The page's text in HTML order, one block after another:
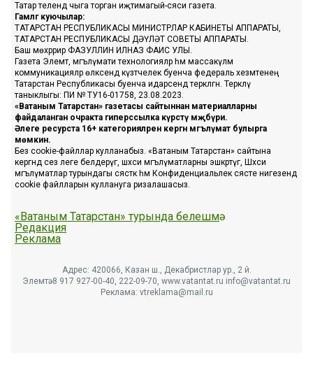
Татар телендә чыга торган иҗтимагый-сәяси газета.
Гамәлгә куючылар:
ТАТАРСТАН РЕСПУБЛИКАСЫ МИНИСТРЛАР КАБИНЕТЫ АППАРАТЫ,
ТАТАРСТАН РЕСПУБЛИКАСЫ ДӘҮЛӘТ СОВЕТЫ АППАРАТЫ.
Баш мөхәррир ФАЗУЛЛИН ИЛНАЗ ФАИС УЛЫ.
Газета Элемтә, мәгълүмати технологияләр һәм массакүләм
коммуникацияләр өлкәсендә күзәтчелек буенча федераль хезмәтенең
Татарстан Республикасы буенча идарәсендә теркәлгән. Теркәлү
таныклыгы: ПИ № ТУ16-01758, 23.08.2023.
«Ватаным Татарстан» газетасы сайтыннан материалларны
файдаланган очракта гиперссылка күрсәтү мәҗбүри.
Әлеге ресурста 16+ категорияләренә кергән мәгълүмат булырга
мөмкин.
Без cookie-файллар кулланабыз. «Ватаным Татарстан» сайтына
кергәндә сез әлеге белдерүгә, шәхси мәгълүматларны эшкәртүгә, Шәхси
мәгълүматлар турындагы сәясәткә һәм Конфиденциальлек сәясәте нигезендә
cookie файлларын куллануга ризалашасыз.
«Ватаным Татарстан» турында белешмә
Редакция
Реклама
Адрес: 420066, Казан ш., Декабристлар ур., 2 й.
Элемтә: 8 917 927-00-40, 222-09-70, www.vatantat.ru info@vatantat.ru
Реклама: vtreklama@mail.ru